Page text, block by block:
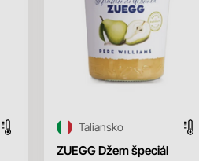
ZUEGG Džem špeciál
Taliansko